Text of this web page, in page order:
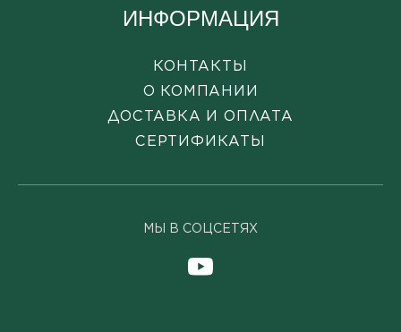
ИНФОРМАЦИЯ
КОНТАКТЫ
О КОМПАНИИ
ДОСТАВКА И ОПЛАТА
СЕРТИФИКАТЫ
МЫ В СОЦСЕТЯХ